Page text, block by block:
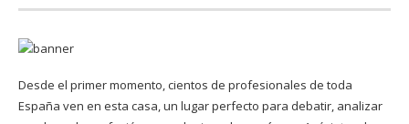
Desde el primer momento, cientos de profesionales de toda
España ven en esta casa, un lugar perfecto para debatir, analizar